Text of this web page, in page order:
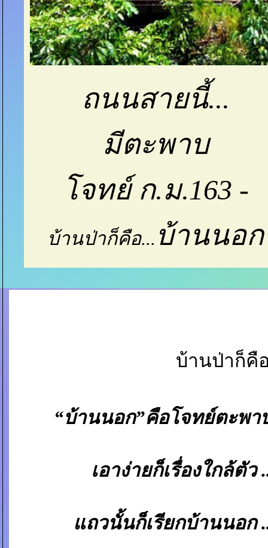
ถนนสายนี้...
มีตะพาบ
จทย์ ก.ม.163 -
บ้านป่าก็คือ... บ้านนอก
บ้านป่าก็คื
“บ้านนอก”คือโจทย์ตะพา
เอาง่ายก็เรื่องใกล้ตั
ถวนั้นก็เรียกบ้านนอก